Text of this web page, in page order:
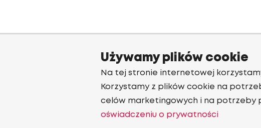
Używamy plików cookie
Na tej stronie internetowej
Korzystamy z plików cookie na
celów marketingowych i na potrzeby
oświadczeniu o prywatności